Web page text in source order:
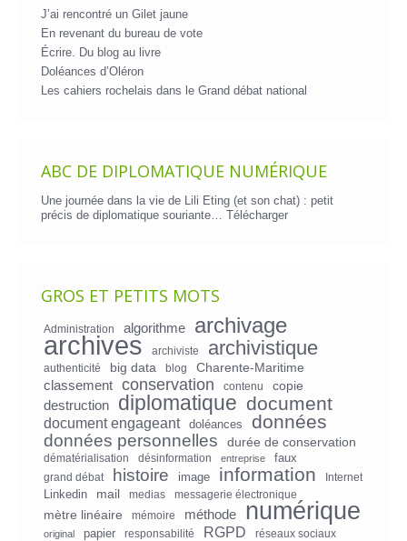
J’ai rencontré un Gilet jaune
En revenant du bureau de vote
Écrire. Du blog au livre
Doléances d’Oléron
Les cahiers rochelais dans le Grand débat national
ABC DE DIPLOMATIQUE NUMÉRIQUE
Une journée dans la vie de Lili Eting (et son chat) : petit
précis de diplomatique souriante… Télécharger
GROS ET PETITS MOTS
Administration algorithme archivage
archives archiviste archivistique
authenticité big data blog
Charente-Maritime
classement
conservation contenu
copie
destruction
diplomatique document
document engageant doléances données
données personnelles durée de conservation
dématérialisation désinformation entreprise faux
grand débat histoire image information Internet
Linkedin mail medias messagerie électronique
mètre linéaire mémoire méthode numérique
original papier responsabilité RGPD réseaux sociaux